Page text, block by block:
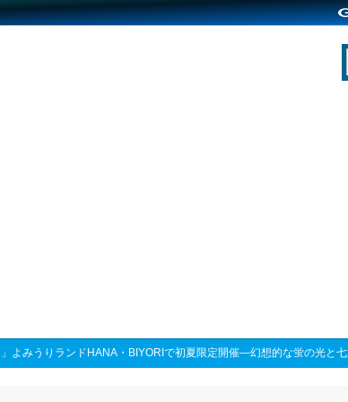
」よみうりランドHANA・BIYORIで初夏限定開催―幻想的な蛍の光と